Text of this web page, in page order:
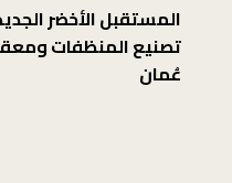
المستقبل الأخضر
تصنيع المنظفات
عُمان